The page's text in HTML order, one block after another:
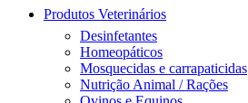
Produtos Veterinários
Desinfetantes
Homeopáticos
Mosquecidas e carrapaticidas
Nutrição Animal / Rações